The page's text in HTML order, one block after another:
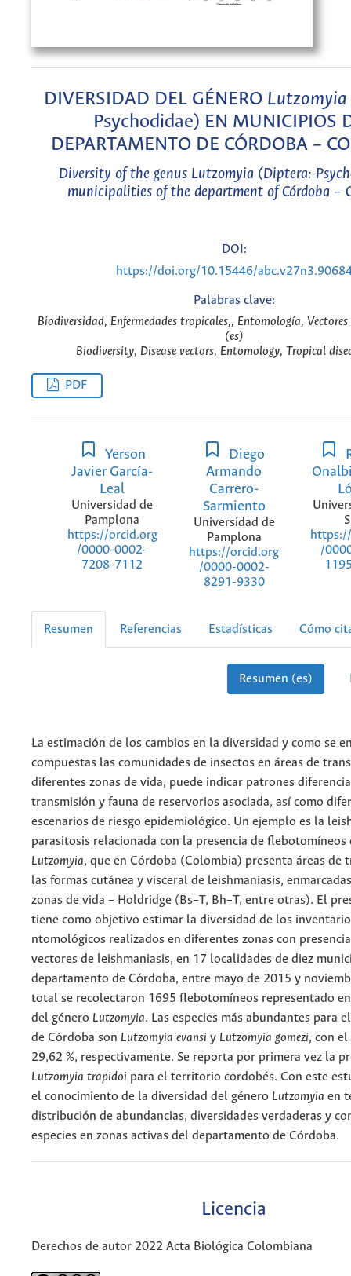
DIVERSIDAD DEL GÉNERO Lutzomyia
Psychodidae) EN MUNICIPIOS
DEPARTAMENTO DE CÓRDOBA –
Diversity of the genus Lutzomyia (Diptera:
municipalities of the department of Córdoba –
DOI:
https://doi.org/10.15446/
Palabras clave:
Biodiversidad, Enfermedades tropicales,, Entomología, Vectores
(es)
Biodiversity, Disease vectors, Entomology, Tropical
PDF
Yerson
Javier García-
Leal
Universidad de
Pamplona
https://orcid.org
/0000-0002-
7208-7112
Diego
Armando
Carrero-
Sarmiento
Universidad de
Pamplona
https://orcid.org
/0000-0002-
8291-9330
/
Resumen Referencias Estadísticas Cómo
Resumen (es)
La estimación de los cambios en la diversidad y como se
compuestas las comunidades de insectos en áreas de
diferentes zonas de vida, puede indicar patrones
transmisión y fauna de reservorios asociada, así como
escenarios de riesgo epidemiológico. Un ejemplo es la
parasitosis relacionada con la presencia de flebotomíneos
Lutzomyia, que en Córdoba (Colombia) presenta áreas de
las formas cutánea y visceral de leishmaniasis,
zonas de vida – Holdridge (Bs–T, Bh–T, entre otras). El
tiene como objetivo estimar la diversidad de los
ntomológicos realizados en diferentes zonas con
vectores de leishmaniasis, en 17 localidades de diez
departamento de Córdoba, entre mayo de 2015 y
total se recolectaron 1695 flebotomíneos representado
del género Lutzomyia. Las especies más abundantes para
de Córdoba son Lutzomyia evansi y Lutzomyia gomezi, con el
29,62 %, respectivamente. Se reporta por primera vez la
Lutzomyia trapidoi para el territorio cordobés. Con este
el conocimiento de la diversidad del género Lutzomyia en
distribución de abundancias, diversidades verdaderas y
especies en zonas activas del departamento de Córdoba.
Licencia
Derechos de autor 2022 Acta Biológica Colombiana